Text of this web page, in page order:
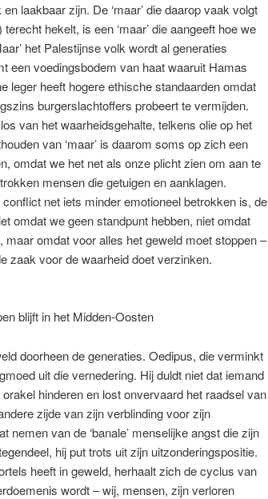
laakbaar zijn. De ‘maar’ die daarop vaak volgt
hekelt, is een ‘maar’ die aangeeft hoe we
het Palestijnse volk wordt al generaties
een voedingsbodem van haat waaruit Hamas
leger heeft hogere ethische standaarden omdat
burgerslachtoffers probeert te vermijden.
van het waarheidsgehalte, telkens olie op het
van ‘maar’ is daarom soms op zich een
omdat we het net als onze plicht zien om aan te
mensen die getuigen en aanklagen.
net iets minder emotioneel betrokken is, de
omdat we geen standpunt hebben, niet omdat
omdat voor alles het geweld moet stoppen –
zaak voor de waarheid doet verzinken.
blijft in het Midden-Oosten
doorheen de generaties. Oedipus, die verminkt
uit die vernedering. Hij duldt niet dat iemand
hinderen en lost onvervaard het raadsel van
zijde van zijn verblinding voor zijn
nemen van de ‘banale’ menselijke angst die zijn
hij put trots uit zijn uitzonderingspositie.
heeft in geweld, herhaalt zich de cyclus van
wordt – wij, mensen, zijn verloren